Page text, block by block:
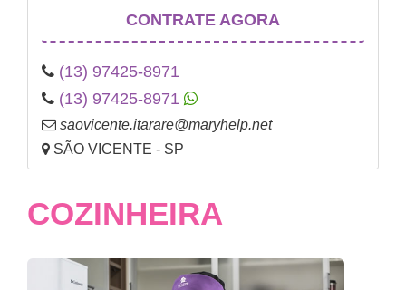
CONTRATE AGORA
(13) 97425-8971
(13) 97425-8971
saovicente.itarare@maryhelp.net
SÃO VICENTE - SP
COZINHEIRA